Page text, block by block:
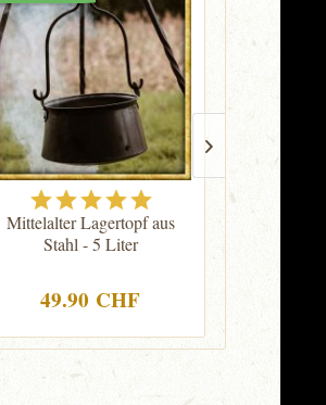
Mittelalter Lagertopf aus
Stahl - 5 Liter
49.90 CHF
Löffel